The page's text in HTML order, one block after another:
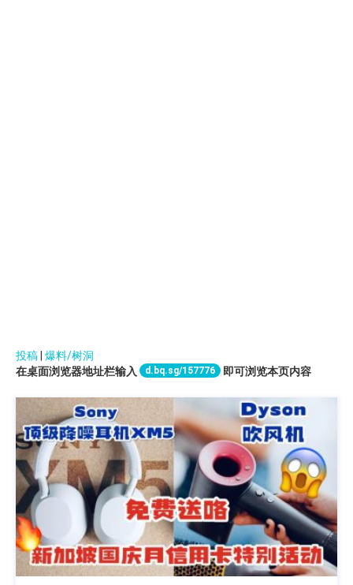
投稿 爆料/树洞
在桌面浏览器地址栏输入
d.bq.sg/157776 即可浏览本页内容